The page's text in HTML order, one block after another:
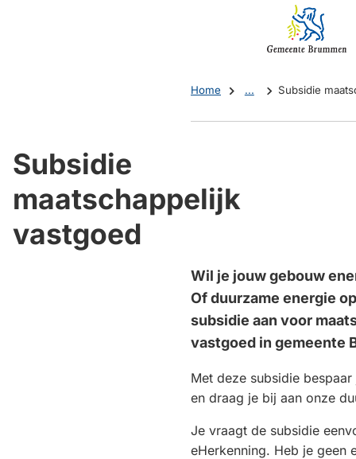
Mijn
Brummen
(Verwijst
naar
externe
Home ... Subsidie
Subsidie
maatschappelijk
vastgoed
Wil je jouw gebouw
Of duurzame energie
subsidie aan voor
vastgoed in gemeente
Met deze subsidie
en draag je bij aan onze
Je vraagt de subsidie
eHerkenning. Heb je geen